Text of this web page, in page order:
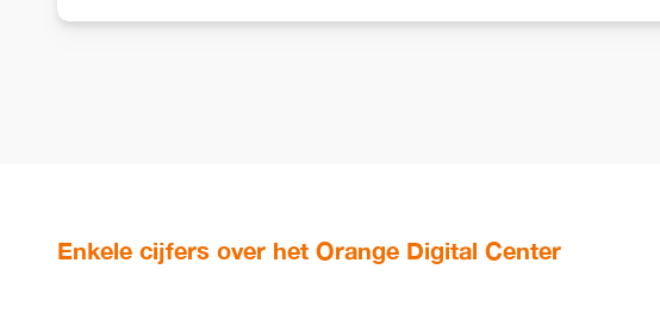
Enkele cijfers over het Orange Digital Center